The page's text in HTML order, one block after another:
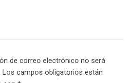
de correo electrónico no será
Los campos obligatorios están